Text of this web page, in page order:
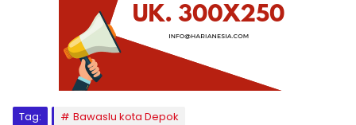
Tag:
Bawaslu kota Depok